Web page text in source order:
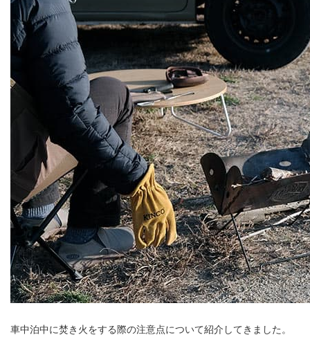
車中泊中に焚き火をする際の注意点について紹介してきました。